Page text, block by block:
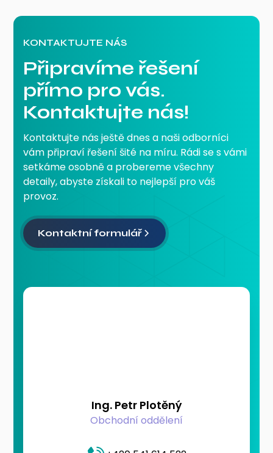
KONTAKTUJTE NÁS
Připravíme řešení
přímo pro vás.
Kontaktujte nás!
Kontaktujte nás ještě dnes a naši odborníci
vám připraví řešení šité na míru. Rádi se s vámi
setkáme osobně a probereme všechny
detaily, abyste získali to nejlepší pro váš
provoz.
Kontaktní formulář
Ing. Petr Plotěný
Obchodní oddělení